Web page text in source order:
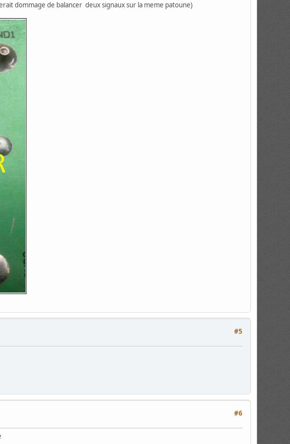
dommage de balancer deux signaux sur la meme patoune)
#5
#6